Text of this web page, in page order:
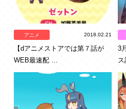
アニメ 2018.02.21
【dアニメストアでは第７話が
WEB最速配 …
3